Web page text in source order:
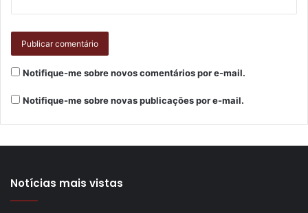
municipais de Planejamento, Orçamento e Tecnologia,
Marcelo Canhada; Políticas para as Mulheres, Liange Doy;
deu início ao Plano de Segurança da vacina de combate à
Covid-19. Nesta manhã, os guardas municipais
Notifique-me sobre novos comentários por e-mail.
Notifique-me sobre novas publicações por e-mail.
Notícias mais vistas